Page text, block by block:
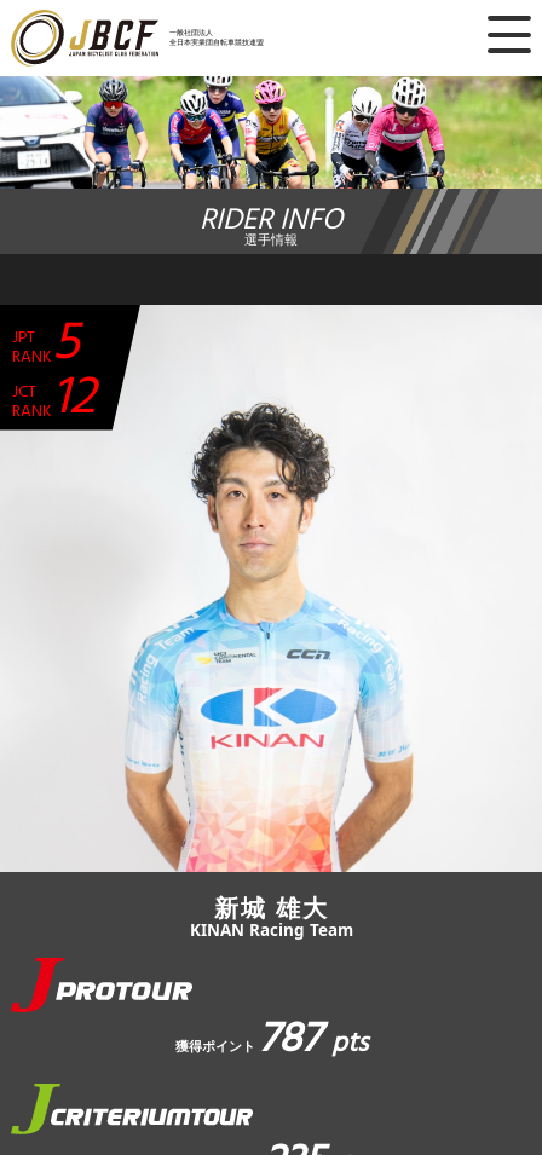
一般社団法人
全日本実業団自転車競技連盟
×
ニュース
レース日程
ランキング
競技ガイド
加盟・登録
エントリー
JBCF ROAD SERIESとは
RIDER INFO
選手情報
JPT
RANK5
JCT
RANK 12
新城 雄大
KINAN Racing Team
獲得ポイント 787pts